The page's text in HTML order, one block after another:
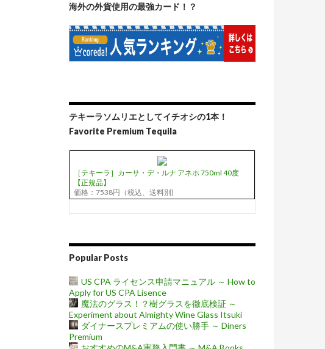
海外の外貨使用の最強カード！？
テキーラソムリエとしてイチオシの1本！
Favorite Premium Tequila
［テキーラ］カーサ・デ・ルナ アネホ 750ml 40度
【正規品】
価格：7538円（税込、送料別)
Popular Posts
US CPA ライセンス申請マニュアル ～ How to
Apply for US CPA Lisence
魔法のグラス！？樹グラスを徹底検証 ～
Experiment about Almighty Wine Glass Itsuki
ダイナースプレミアムの使い勝手 ～ Diners
Premium